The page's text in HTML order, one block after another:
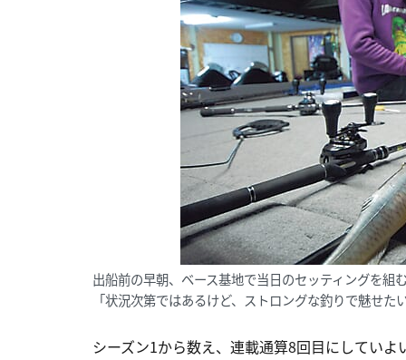
出船前の早朝、ベース基地で当日のセッティングを
「状況次第ではあるけど、ストロングな釣りで魅せた
シーズン1から数え、連載通算8回目にしてい